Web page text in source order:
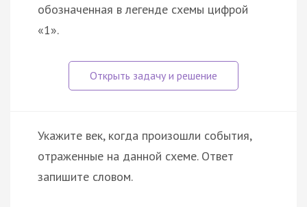
обозначенная в легенде схемы цифрой
«1».
Укажите век, когда произошли события,
отраженные на данной схеме. Ответ
запишите словом.